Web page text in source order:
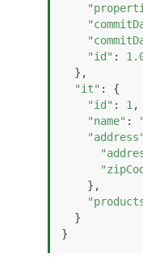
"id" :
"it" : {
"id" : 1,
"name" :
"address"
}